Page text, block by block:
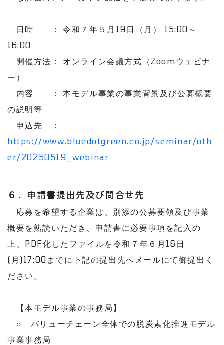
日時 ： 令和７年５月19日（月） 15:00～
16:00
開催方法： オンライン会議方式（Zoomウェビナ
ー）
内容 ： 本モデル事業の事業背景及び公募概要
の説明等
申込先 ：
https://www.bluedotgreen.co.jp/seminar/oth
er/20250519_webinar
６．申請書提出先及び問合せ先
応募を希望する企業は、別添の公募要領及び事業
概要を熟読いただき、申請書に必要事項を記入の
上、PDF化したファイルを令和７年６月16日
(月)17:00までに下記の提出先へメールにて御提出く
ださい。
【本モデル事業の事務局】
○
バリューチェーン全体での脱炭素化推進モデル
事業事務局